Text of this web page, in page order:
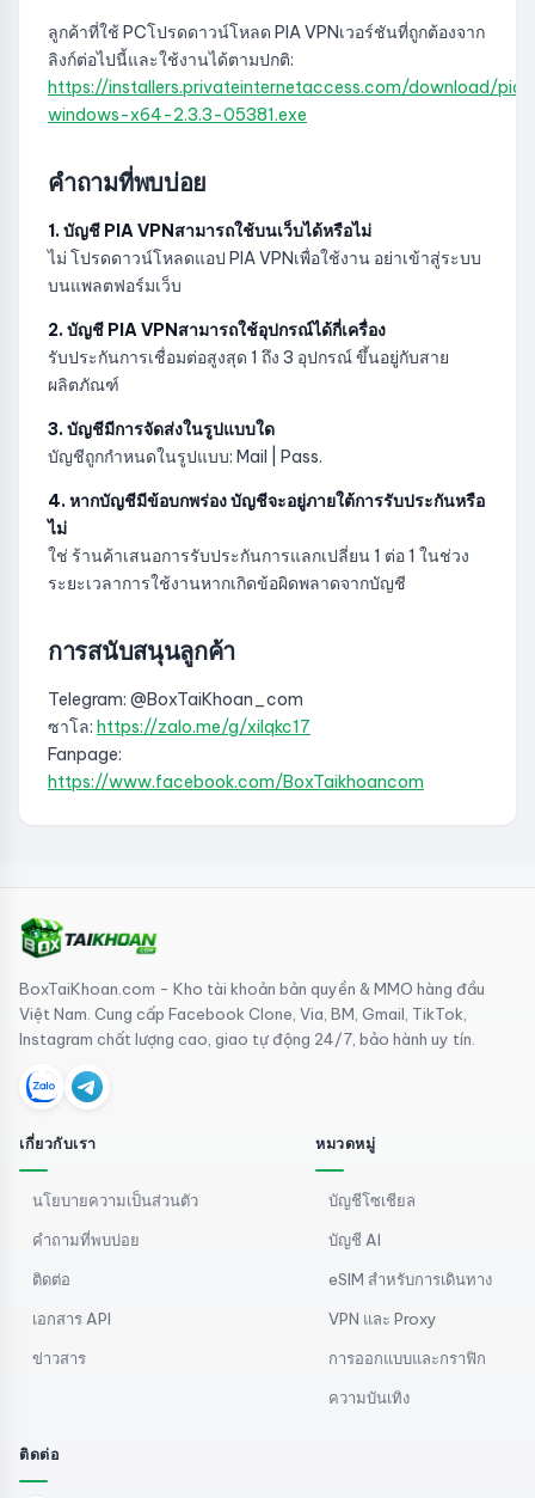
ลูกค้าที่ใช้ PCโปรดดาวน์โหลด PIA VPNเวอร์ชันที่ถูกต้องจาก
ลิงก์ต่อไปนี้และใช้งานได้ตามปกติ:
https://installers.privateinternetaccess.com/download/pia-
windows-x64-2.3.3-05381.exe
คำถามที่พบบ่อย
1. บัญชี PIA VPNสามารถใช้บนเว็บได้หรือไม่
ไม่ โปรดดาวน์โหลดแอป PIA VPNเพื่อใช้งาน อย่าเข้าสู่ระบบ
บนแพลตฟอร์มเว็บ
2. บัญชี PIA VPNสามารถใช้อุปกรณ์ได้กี่เครื่อง
รับประกันการเชื่อมต่อสูงสุด 1 ถึง 3 อุปกรณ์ ขึ้นอยู่กับสาย
ผลิตภัณฑ์
3. บัญชีมีการจัดส่งในรูปแบบใด
บัญชีถูกกำหนดในรูปแบบ: Mail | Pass.
4. หากบัญชีมีข้อบกพร่อง บัญชีจะอยู่ภายใต้การรับประกันหรือ
ไม่
ใช่ ร้านค้าเสนอการรับประกันการแลกเปลี่ยน 1 ต่อ 1 ในช่วง
ระยะเวลาการใช้งานหากเกิดข้อผิดพลาดจากบัญชี
การสนับสนุนลูกค้า
Telegram: @BoxTaiKhoan_com
ซาโล: https://zalo.me/g/xilqkc17
Fanpage:
https://www.facebook.com/BoxTaikhoancom
BoxTaiKhoan.com - Kho tài khoản bản quyền & MMO hàng đầu
Việt Nam. Cung cấp Facebook Clone, Via, BM, Gmail, TikTok,
Instagram chất lượng cao, giao tự động 24/7, bảo hành uy tín.
เกี่ยวกับเรา
นโยบายความเป็นส่วนตัว
คำถามที่พบบ่อย
ติดต่อ
เอกสาร API
ข่าวสาร
หมวดหมู่
บัญชีโซเชียล
บัญชี AI
eSIM สำหรับการเดินทาง
VPN และ Proxy
การออกแบบและกราฟิก
ความบันเทิง
ติดต่อ